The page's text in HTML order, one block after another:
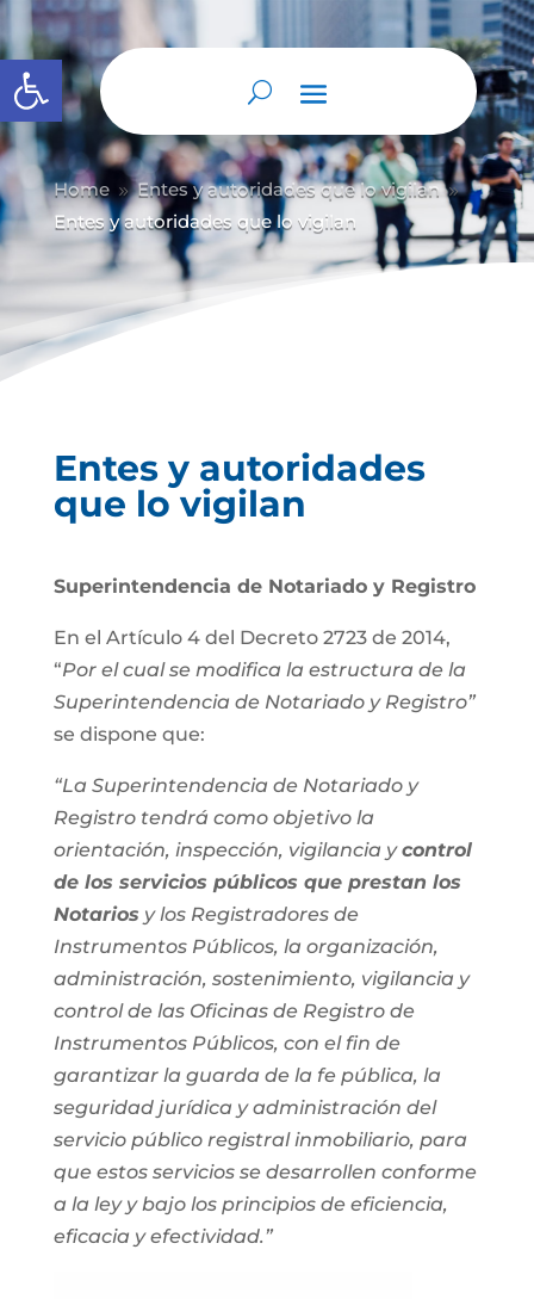
Abrir barra de herramientas
Home 9 Entes y autoridades que lo vigilan 9
Entes y autoridades que lo vigilan
Entes y autoridades
que lo vigilan
Superintendencia de Notariado y Registro
En el Artículo 4 del Decreto 2723 de 2014,
“Por el cual se modifica la estructura de la
Superintendencia de Notariado y Registro”
se dispone que:
“La Superintendencia de Notariado y
Registro tendrá como objetivo la
orientación, inspección, vigilancia ycontrol
de los servicios públicos que prestan los
Notarios y los Registradores de
Instrumentos Públicos, la organización,
administración, sostenimiento, vigilancia y
control de las Oficinas de Registro de
Instrumentos Públicos, con el fin de
garantizar la guarda de la fe pública, la
seguridad jurídica y administración del
servicio público registral inmobiliario, para
que estos servicios se desarrollen conforme
a la ley y bajo los principios de eficiencia,
eficacia y efectividad.”